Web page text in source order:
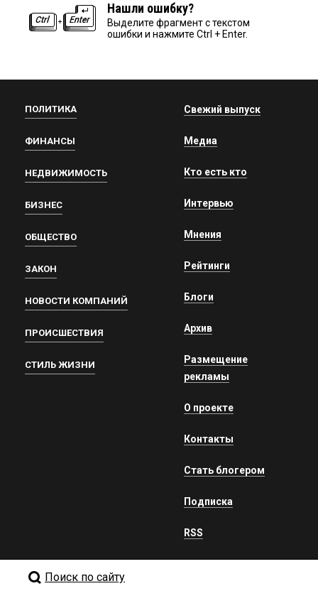
Нашли ошибку?
Выделите фрагмент с текстом
ошибки и нажмите Ctrl + Enter.
ПОЛИТИКА
ФИНАНСЫ
НЕДВИЖИМОСТЬ
БИЗНЕС
ОБЩЕСТВО
ЗАКОН
НОВОСТИ КОМПАНИЙ
ПРОИСШЕСТВИЯ
СТИЛЬ ЖИЗНИ
Свежий выпуск
Медиа
Кто есть кто
Интервью
Мнения
Рейтинги
Блоги
Архив
Размещение
рекламы
О проекте
Контакты
Стать блогером
Подписка
RSS
Поиск по сайту